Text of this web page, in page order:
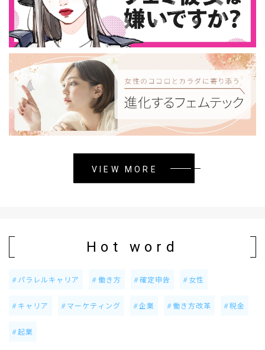
VIEW MORE
Hot word
パラレルキャリア 働き方 確定申告 女性
キャリア マーケティング 企業 働き方改革 税金
起業